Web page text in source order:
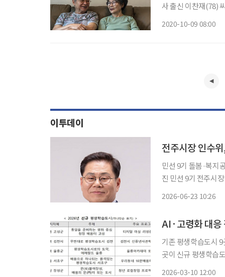
사 출신 이찬재(78)
2020-10-09 08:00
이투데이
전주시장 인수
민선 9기 돌봄·복지
진 민선 9기 전주시장직 인수위원회인 ‘시민주권 열린전주위원회’가 시민 돌봄 책임도시 실
2026-06-23 10:26
AI·고령화 대
기존 평생학습도시 9곳
곳이 신규 평생학습
2026-03-10 12:00